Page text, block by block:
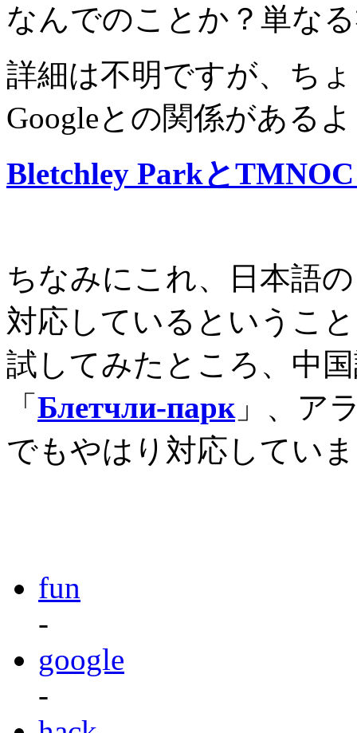
なんでのことか？単な
詳細は不明ですが、ち
Googleとの関係がある
Bletchley Parkと
ちなみにこれ、日本語
対応しているというこ
試してみたところ、中
「 Блетчли-парк」、ア
でもやはり対応してい
fun
-
google
-